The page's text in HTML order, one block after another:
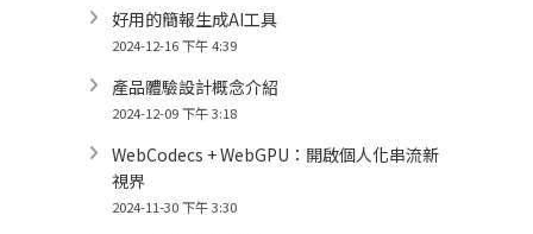
好用的簡報生成AI工具
2024-12-16 下午 4:39
產品體驗設計概念介紹
2024-12-09 下午 3:18
WebCodecs + WebGPU：開啟個人化串流新
視界
2024-11-30 下午 3:30